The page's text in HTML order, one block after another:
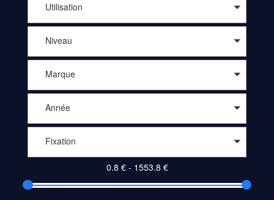
Utilisation
Niveau
Marque
Année
Fixation